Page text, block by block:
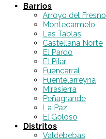
Barrios
Arroyo del Fresno
Montecarmelo
Las Tablas
Castellana Norte
El Pardo
El Pilar
Fuencarral
Fuentelarreyna
Mirasierra
Peñagrande
La Paz
El Goloso
Distritos
Valdebebas